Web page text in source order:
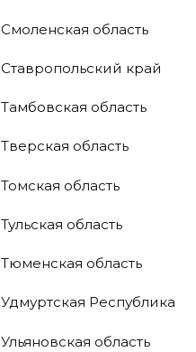
Смоленская область
Ставропольский край
Тамбовская область
Тверская область
Томская область
Тульская область
Тюменская область
Удмуртская Республика
Ульяновская область